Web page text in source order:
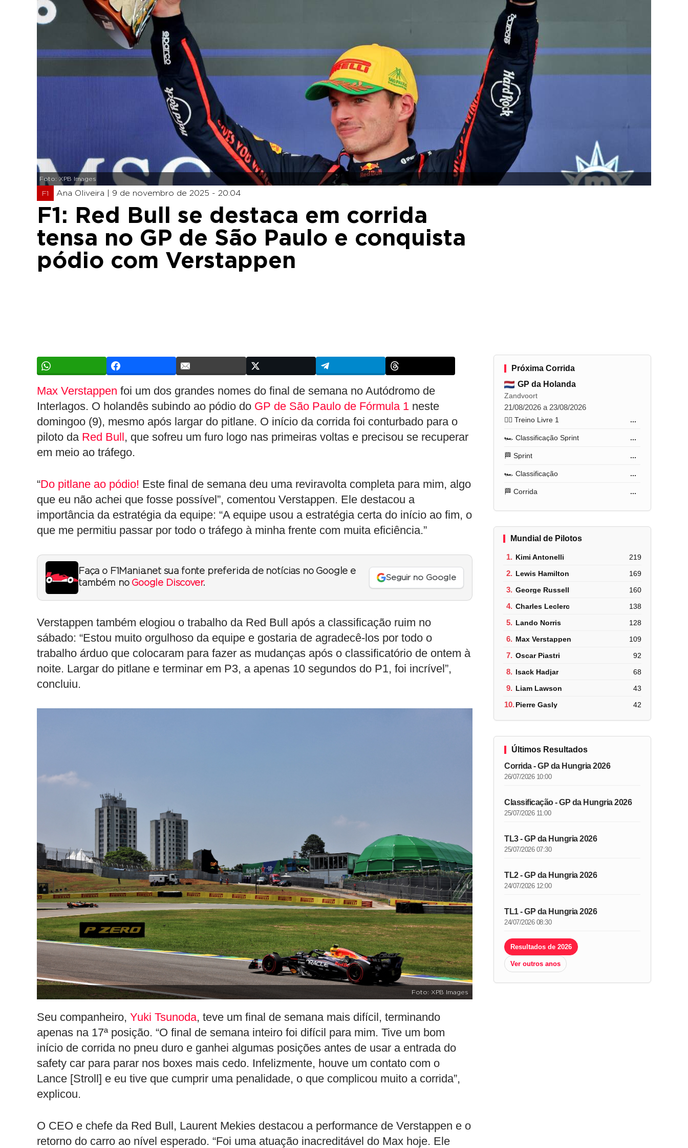
Foto: XPB Images
F1 Ana Oliveira | 9 de novembro de 2025 - 20:04
F1: Red Bull se destaca em corrida
tensa no GP de São Paulo e conquista
pódio com Verstappen
Max Verstappen foi um dos grandes nomes do final de semana no Autódromo de
Interlagos. O holandês subindo ao pódio do GP de São Paulo de Fórmula 1 neste
domingoo (9), mesmo após largar do pitlane. O início da corrida foi conturbado para o
piloto da Red Bull, que sofreu um furo logo nas primeiras voltas e precisou se recuperar
em meio ao tráfego.
“Do pitlane ao pódio! Este final de semana deu uma reviravolta completa para mim, algo
que eu não achei que fosse possível”, comentou Verstappen. Ele destacou a
importância da estratégia da equipe: “A equipe usou a estratégia certa do início ao fim, o
que me permitiu passar por todo o tráfego à minha frente com muita eficiência.”
Faça o F1Mania.net sua fonte preferida de notícias no Google e
também no Google Discover.
Seguir no Google
Verstappen também elogiou o trabalho da Red Bull após a classificação ruim no
sábado: “Estou muito orgulhoso da equipe e gostaria de agradecê-los por todo o
trabalho árduo que colocaram para fazer as mudanças após o classificatório de ontem à
noite. Largar do pitlane e terminar em P3, a apenas 10 segundos do P1, foi incrível”,
concluiu.
Foto: XPB Images
Seu companheiro, Yuki Tsunoda, teve um final de semana mais difícil, terminando
apenas na 17ª posição. “O final de semana inteiro foi difícil para mim. Tive um bom
início de corrida no pneu duro e ganhei algumas posições antes de usar a entrada do
safety car para parar nos boxes mais cedo. Infelizmente, houve um contato com o
Lance [Stroll] e eu tive que cumprir uma penalidade, o que complicou muito a corrida”,
explicou.
O CEO e chefe da Red Bull, Laurent Mekies destacou a performance de Verstappen e o
retorno do carro ao nível esperado. “Foi uma atuação inacreditável do Max hoje. Ele
Próxima Corrida
GP da Holanda
Zandvoort
21/08/2026 a 23/08/2026
🏋️‍♂️ Treino Livre 1 ...
🏎️ Classificação Sprint ...
🏁 Sprint ...
🏎️ Classificação ...
🏁 Corrida ...
Mundial de Pilotos
1. Kimi Antonelli 219
2. Lewis Hamilton 169
3. George Russell 160
4. Charles Leclerc 138
5. Lando Norris 128
6. Max Verstappen 109
7. Oscar Piastri 92
8. Isack Hadjar 68
9. Liam Lawson 43
10.Pierre Gasly 42
Últimos Resultados
Corrida - GP da Hungria 2026
26/07/2026 10:00
Classificação - GP da Hungria 2026
25/07/2026 11:00
TL3 - GP da Hungria 2026
25/07/2026 07:30
TL2 - GP da Hungria 2026
24/07/2026 12:00
TL1 - GP da Hungria 2026
24/07/2026 08:30
Resultados de 2026
Ver outros anos